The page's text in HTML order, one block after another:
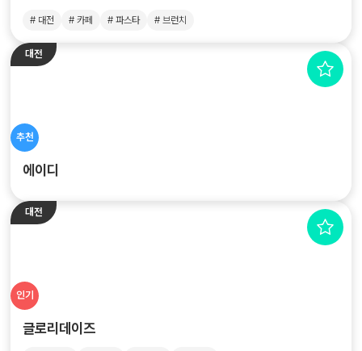
# 대전 # 카페 # 파스타 # 브런치
대전
추천
에이디
대전
인기
글로리데이즈